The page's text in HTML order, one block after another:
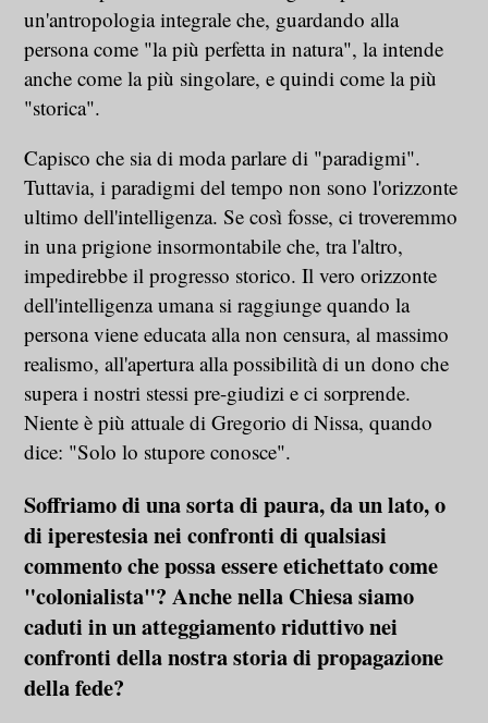
un'antropologia integrale che, guardando alla
persona come "la più perfetta in natura", la intende
anche come la più singolare, e quindi come la più
"storica".
Capisco che sia di moda parlare di "paradigmi".
Tuttavia, i paradigmi del tempo non sono l'orizzonte
ultimo dell'intelligenza. Se così fosse, ci troveremmo
in una prigione insormontabile che, tra l'altro,
impedirebbe il progresso storico. Il vero orizzonte
dell'intelligenza umana si raggiunge quando la
persona viene educata alla non censura, al massimo
realismo, all'apertura alla possibilità di un dono che
supera i nostri stessi pre-giudizi e ci sorprende.
Niente è più attuale di Gregorio di Nissa, quando
dice: "Solo lo stupore conosce".
Soffriamo di una sorta di paura, da un lato, o
di iperestesia nei confronti di qualsiasi
commento che possa essere etichettato come
"colonialista"? Anche nella Chiesa siamo
caduti in un atteggiamento riduttivo nei
confronti della nostra storia di propagazione
della fede?